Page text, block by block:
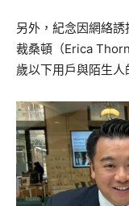
另外，紀念因網絡
裁桑頓（Erica
歲以下用戶與陌生人